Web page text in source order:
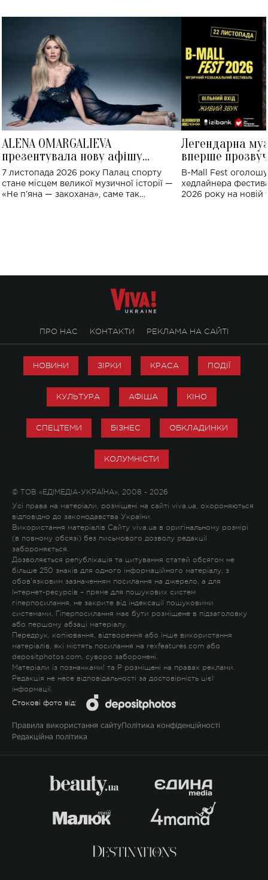
ALENA OMARGALIEVA
презентувала нову афішу
великого концерту в Палаці
спорту
7 листопада 2026 року Палац спорту
стане місцем великої музичної історії —
«Не пʼяна — закохана», саме так
Легендарна
вперше
Україні: де
B-Mall Fest
хедлайнера
2026 року на новій
ПРО НАС КОНТАКТИ РЕКЛАМА НА САЙТІ
НОВИНИ ЗІРКИ КРАСА ПОДІЇ
КУЛЬТУРА АФІША КІНО
СПЕЦТЕМИ БІЗНЕС ОБКЛАДИНКИ
КОЛУМНІСТИ
© ТОВ «ЕДІМЕДІА-УКРАЇНА», 2008 - 2026
Усі права на матеріали, розміщені на сайті viva.ua, охороняються
відповідно до законодавства України.
Використання матеріалів Сайту viva.ua в оригінальному розмірі
(в повному обсязі) без письмового дозволу редакції
забороняється.
Дозволяється републікація та цитування статей обсягом не
більше 250 знаків для одного інформаційного матеріалу, з
обов'язковим зазначенням посилання на джерело, а для
Інтернет-ресурсів – пряме для пошукових систем
гіперпосилання, не закрите від індексації пошуковими
системами. Гіперпосилання має бути розміщене в підзаголовку
або першому абзаці матеріалу.
Передрук, копіювання, відтворення або інше використання
матеріалів, які містять посилання на rexfeatures.com або
depositphotos.com, суворо заборонені.
Матеріали із позначками! та P розміщені на правах реклами.
Редакція не несе відповідальності за достовірність цієї
інформації.
Стокові фото від:
Правила використання сайту Політика конфіденційності
Редакційна політика